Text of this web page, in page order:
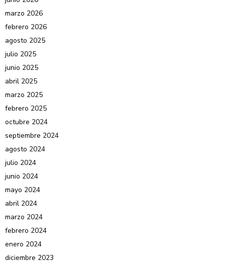
marzo 2026
febrero 2026
agosto 2025
julio 2025
junio 2025
abril 2025
marzo 2025
febrero 2025
octubre 2024
septiembre 2024
agosto 2024
julio 2024
junio 2024
mayo 2024
abril 2024
marzo 2024
febrero 2024
enero 2024
diciembre 2023